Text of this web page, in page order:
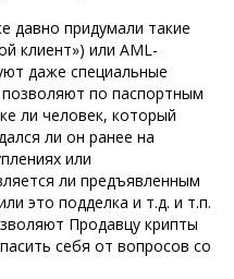
давно придумали такие
клиент») или AML-
даже специальные
по паспортным
ли человек, который
ли он ранее на
или
ли предъявленным
это подделка и т.д. и т.п.
Продавцу крипты
себя от вопросов со